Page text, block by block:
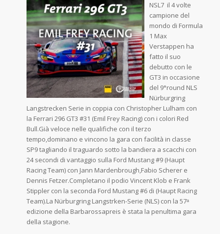
NSL7 il 4 volte
campione del
mondo di Formula
1 Max
Verstappen ha
fatto il suo
debutto con le
GT3 in occasione
del 9°round NLS
Nürburgring
Langstrecken Serie in coppia con Christopher Lulham con
la Ferrari 296 GT3 #31 (Emil Frey Racing) con i colori Red
Bull.Già veloce nelle qualifiche con il terzo
tempo,dominano e vincono la gara con facilità in classe
SP9 tagliando il traguardo sotto la bandiera a scacchi con
24 secondi di vantaggio sulla Ford Mustang #9 (Haupt
Racing Team) con Jann Mardenbrough,Fabio Scherer e
Dennis Fetzer.Completano il podio Vincent Klob e Frank
Stippler con la seconda Ford Mustang #6 di (Haupt Racing
Team).La Nürburgring Langstrken-Serie (NLS) con la 57ᵃ
edizione della Barbarossapreis è stata la penultima gara
della stagione.